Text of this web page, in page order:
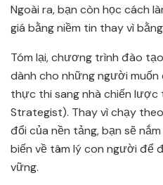
Ngoài ra, bạn còn học cách
giá bằng niềm tin thay vì
Tóm lại, chương trình đào
dành cho những người
thực thi sang nhà chiến lược
Strategist). Thay vì chạy
đổi của nền tảng, bạn sẽ
biến về tâm lý con người để
vững.